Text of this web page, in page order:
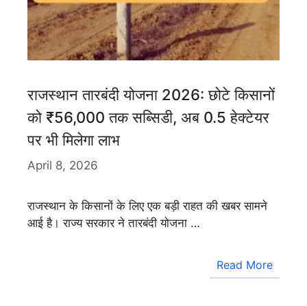
राजस्थान तारबंदी योजना 2026: छोटे किसानों
को ₹56,000 तक सब्सिडी, अब 0.5 हेक्टेयर
पर भी मिलेगा लाभ
April 8, 2026
राजस्थान के किसानों के लिए एक बड़ी राहत की खबर सामने
आई है। राज्य सरकार ने तारबंदी योजना …
Read More